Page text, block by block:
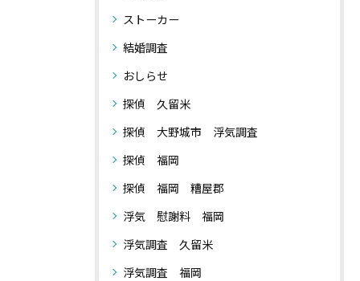
ストーカー
結婚調査
おしらせ
探偵 久留米
探偵 大野城市 浮気調査
探偵 福岡
探偵 福岡 糟屋郡
浮気 慰謝料 福岡
浮気調査 久留米
浮気調査 福岡